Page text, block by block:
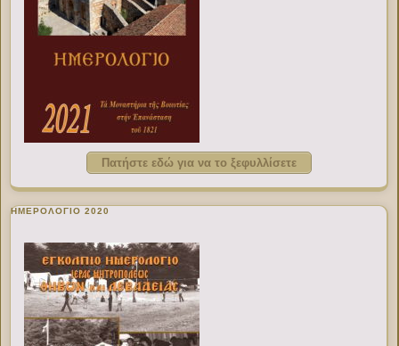
Πατήστε εδώ για να το ξεφυλλίσετε
ΗΜΕΡΟΛΟΓΙΟ 2020